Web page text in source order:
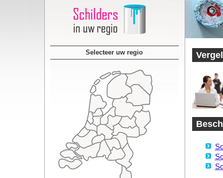
Selecteer uw regio